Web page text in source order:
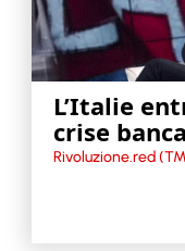
L’Italie
crise
Rivoluzione.red